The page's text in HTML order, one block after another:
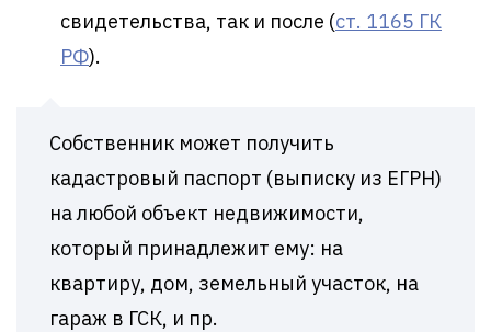
свидетельства, так и после (ст. 1165 ГК
РФ).
Собственник может получить
кадастровый паспорт (выписку из ЕГРН)
на любой объект недвижимости,
который принадлежит ему: на
квартиру, дом, земельный участок, на
гараж в ГСК, и пр.